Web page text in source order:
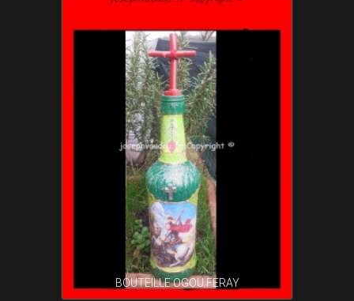
BOUTEILLE OGOU FERAY